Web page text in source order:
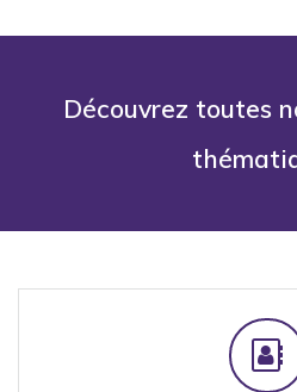
Découvrez toutes